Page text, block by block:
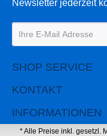
Newsletter jederzeit
SHOP SERVICE
KONTAKT
INFORMATIONEN
* Alle Preise inkl. gesetzl.